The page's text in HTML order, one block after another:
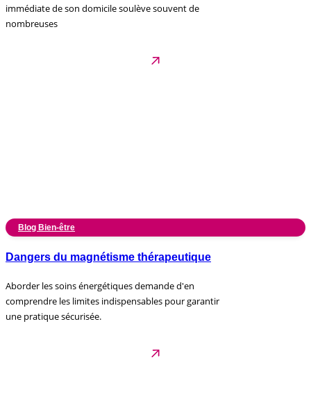
immédiate de son domicile soulève souvent de
nombreuses
Blog Bien-être
Dangers du magnétisme thérapeutique
Aborder les soins énergétiques demande d'en
comprendre les limites indispensables pour garantir
une pratique sécurisée.